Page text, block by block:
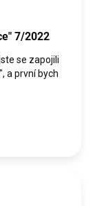
7/2022
se zapojili
a první bych